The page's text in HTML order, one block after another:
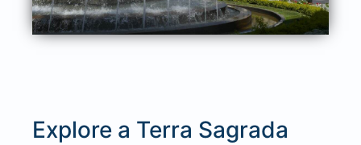
Explore a Terra Sagrada